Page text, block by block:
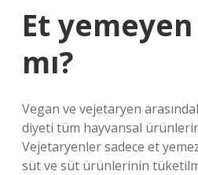
Et
mı?
Vegan ve vejetaryen
diyeti tüm hayvansal
Vejetaryenler sadece et
süt ve süt ürünlerinin